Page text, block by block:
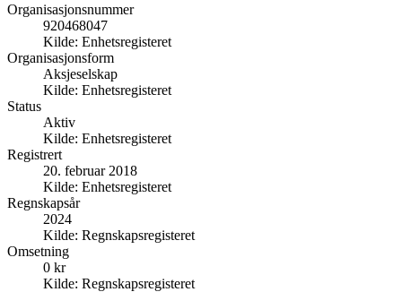
Organisasjonsnummer
920468047
Kilde: Enhetsregisteret
Organisasjonsform
Aksjeselskap
Kilde: Enhetsregisteret
Status
Aktiv
Kilde: Enhetsregisteret
Registrert
20. februar 2018
Kilde: Enhetsregisteret
Regnskapsår
2024
Kilde: Regnskapsregisteret
Omsetning
0 kr
Kilde: Regnskapsregisteret